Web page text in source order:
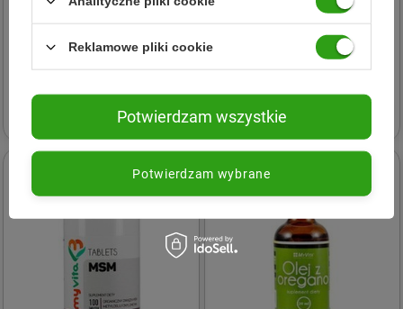
Myvita Witamina D3 400 Iu-
2000 Iu 30 Ml
26,36 zł
Myvita Maść Żywokostowa
Forte 50 ml
15,75 zł
Reklamowe pliki cookie
Potwierdzam wybrane
Potwierdzam wszystkie